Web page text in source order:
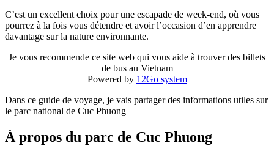
C’est un excellent choix pour une escapade de week-end, où vous
pourrez à la fois vous détendre et avoir l’occasion d’en apprendre
davantage sur la nature environnante.
Je vous recommende ce site web qui vous aide à trouver des billets
de bus au Vietnam
Powered by 12Go system
Dans ce guide de voyage, je vais partager des informations utiles sur
le parc national de Cuc Phuong
À propos du parc de Cuc Phuong